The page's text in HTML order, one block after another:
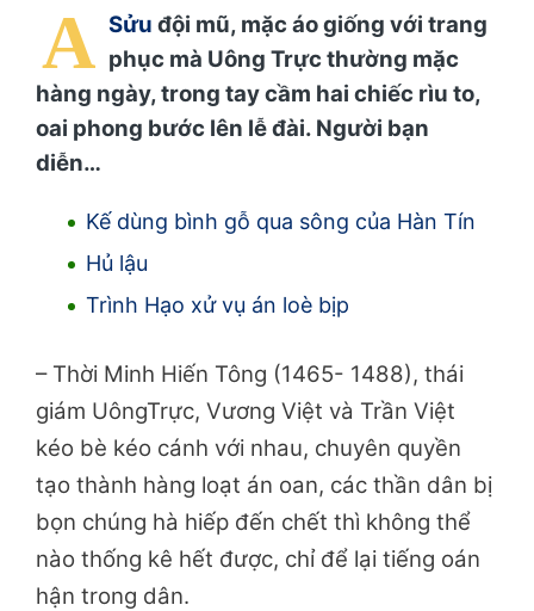
A Sửu đội mũ, mặc áo giống với trang
phục mà Uông Trực thường mặc
hàng ngày, trong tay cầm hai chiếc rìu to,
oai phong bước lên lễ đài. Người bạn
diễn…
Kế dùng bình gỗ qua sông của Hàn Tín
Hủ lậu
Trình Hạo xử vụ án loè bịp
– Thời Minh Hiến Tông (1465- 1488), thái
giám UôngTrực, Vương Việt và Trần Việt
kéo bè kéo cánh với nhau, chuyên quyền
tạo thành hàng loạt án oan, các thần dân bị
bọn chúng hà hiếp đến chết thì không thể
nào thống kê hết được, chỉ để lại tiếng oán
hận trong dân.